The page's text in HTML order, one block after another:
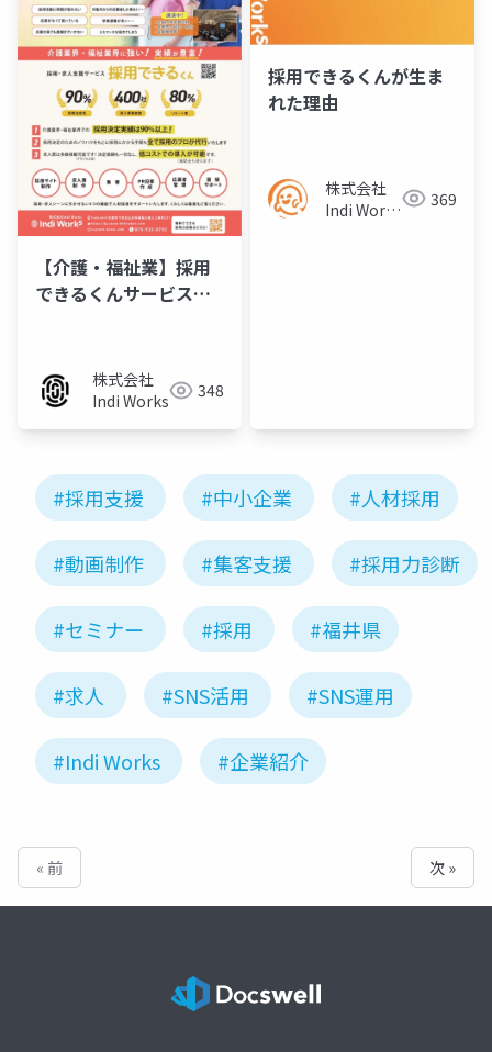
【介護・福祉業】採用
できるくんサービス資
株式会社
Indi Works
348
採用できるくんが生ま
れた理由
株式会社
Indi Works
369
#採用支援 #中小企業 #人材採用
#動画制作 #集客支援 #採用力診断
#セミナー #採用 #福井県
#求人 #SNS活用 #SNS運用
#Indi Works #企業紹介
« 前 次 »